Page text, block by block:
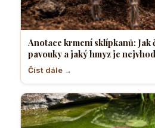
Anotace krmení sklípkanů:
pavouky a jaký hmyz je
Číst dále →